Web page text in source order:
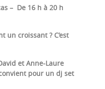
– De 16 h à 20 h
un croissant ? C’est
et Anne-Laure
convient pour un dj set